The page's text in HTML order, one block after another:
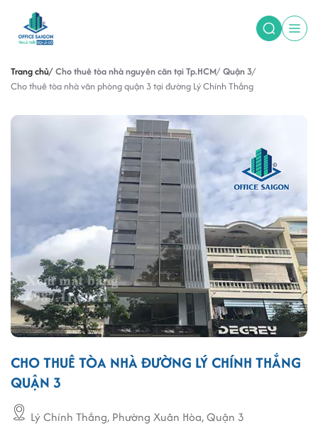
Trang chủ Cho thuê tòa nhà nguyên căn tại Tp.HCM Quận 3
Cho thuê tòa nhà văn phòng quận 3 tại đường Lý Chính Thắng
CHO THUÊ TÒA NHÀ ĐƯỜNG LÝ CHÍNH THẮNG
QUẬN 3
Lý Chính Thắng, Phường Xuân Hòa, Quận 3